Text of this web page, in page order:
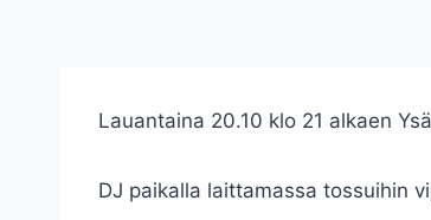
Lauantaina 20.10 klo 21 alkaen
DJ paikalla laittamassa tossuihin